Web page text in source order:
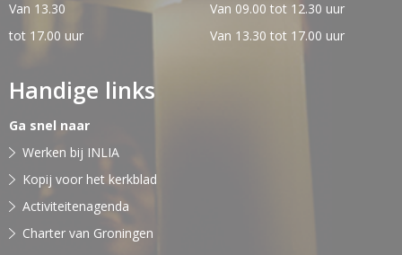
Van 13.30
tot 17.00 uur
Van 09.00 tot 12.30 uur
Van 13.30 tot 17.00 uur
Handige links
Ga snel naar
Werken bij INLIA
Kopij voor het kerkblad
Activiteitenagenda
Charter van Groningen